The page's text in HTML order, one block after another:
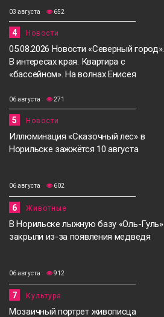
03 августа 652
4 Новости
05.08.2026 Новости «Северный город».
В интересах края. Квартира с
«бассейном». На волнах Енисея
06 августа 271
5 Новости
Иллюминация «Сказочный лес» в
Норильске зажжётся 10 августа
06 августа 602
6 Животные
В Норильске лыжную базу «Оль-Гуль»
закрыли из-за появления медведя
06 августа 912
7 Культура
Мозаичный портрет живописца